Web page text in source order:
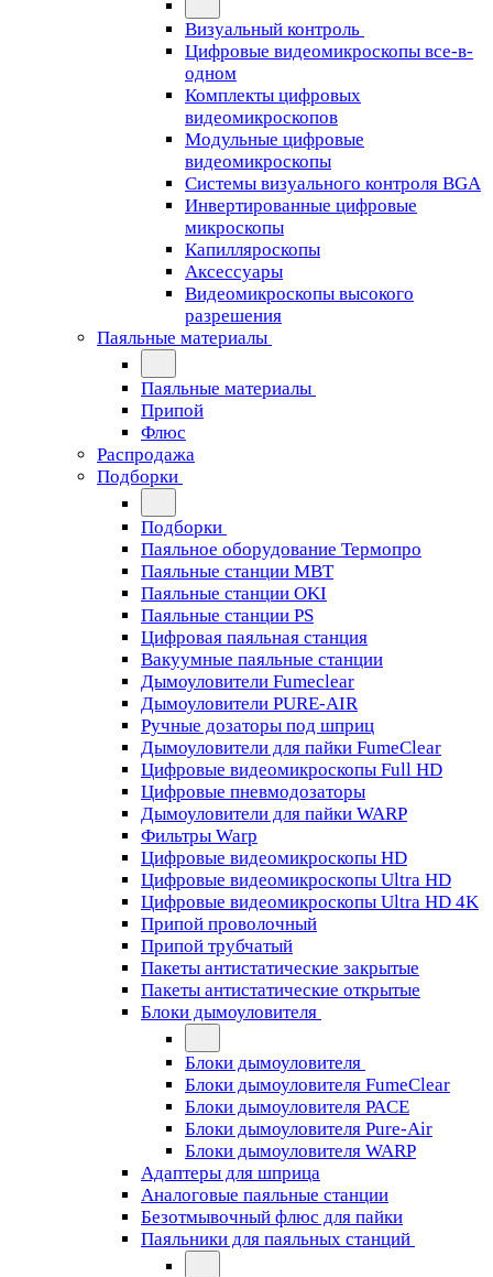
Визуальный контроль
Цифровые видеомикроскопы все-в-
одном
Комплекты цифровых
видеомикроскопов
Модульные цифровые
видеомикроскопы
Cистемы визуального контроля BGA
Инвертированные цифровые
микроскопы
Капилляроскопы
Аксессуары
Видеомикроскопы высокого
разрешения
Паяльные материалы
Паяльные материалы
Припой
Флюс
Распродажа
Подборки
Подборки
Паяльное оборудование Термопро
Паяльные станции MBT
Паяльные станции OKI
Паяльные станции PS
Цифровая паяльная станция
Вакуумные паяльные станции
Дымоуловители Fumeclear
Дымоуловители PURE-AIR
Ручные дозаторы под шприц
Дымоуловители для пайки FumeClear
Цифровые видеомикроскопы Full HD
Цифровые пневмодозаторы
Дымоуловители для пайки WARP
Фильтры Warp
Цифровые видеомикроскопы HD
Цифровые видеомикроскопы Ultra HD
Цифровые видеомикроскопы Ultra HD 4K
Припой проволочный
Припой трубчатый
Пакеты антистатические закрытые
Пакеты антистатические открытые
Блоки дымоуловителя
Блоки дымоуловителя
Блоки дымоуловителя FumeClear
Блоки дымоуловителя PACE
Блоки дымоуловителя Pure-Air
Блоки дымоуловителя WARP
Адаптеры для шприца
Аналоговые паяльные станции
Безотмывочный флюс для пайки
Паяльники для паяльных станций